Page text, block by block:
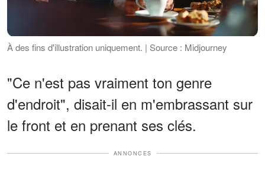
À des fins d'illustration uniquement. | Source : Midjourney
"Ce n'est pas vraiment ton genre
d'endroit", disait-il en m'embrassant sur
le front et en prenant ses clés.
ANNONCES